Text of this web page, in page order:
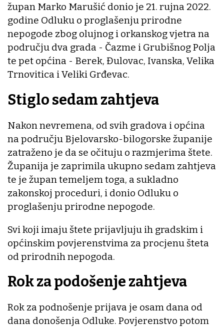
župan Marko Marušić donio je 21. rujna 2022.
godine Odluku o proglašenju prirodne
nepogode zbog olujnog i orkanskog vjetra na
području dva grada - Čazme i Grubišnog Polja
te pet općina - Berek, Đulovac, Ivanska, Velika
Trnovitica i Veliki Grđevac.
Stiglo sedam zahtjeva
Nakon nevremena, od svih gradova i općina
na području Bjelovarsko-bilogorske županije
zatraženo je da se očituju o razmjerima štete.
Županija je zaprimila ukupno sedam zahtjeva
te je župan temeljem toga, a sukladno
zakonskoj proceduri, i donio Odluku o
proglašenju prirodne nepogode.
Svi koji imaju štete prijavljuju ih gradskim i
općinskim povjerenstvima za procjenu šteta
od prirodnih nepogoda.
Rok za podošenje zahtjeva
Rok za podnošenje prijava je osam dana od
dana donošenja Odluke. Povjerenstvo potom